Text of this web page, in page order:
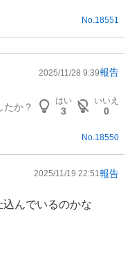
No. 18551
2025/11/28 9:39報告
か？
はい
3
いいえ
0
No.18550
2025/11/19 22:51報告
んでいるのかな